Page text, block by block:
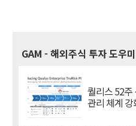
GAM - 해외주식 투자 도우미
퀄리스 52
관리 체계 강